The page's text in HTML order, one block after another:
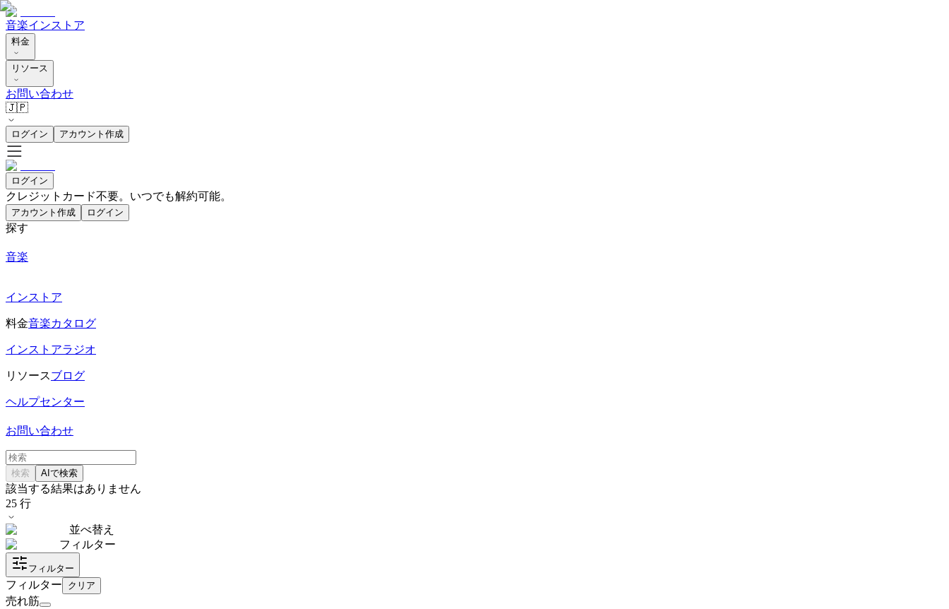
音楽インストア
料金
リソース
お問い合わせ
🇯🇵
ログイン アカウント作成
ログイン
クレジットカード不要。いつでも解約可能。
アカウント作成 ログイン
探す
音楽
インストア
料金音楽カタログ
インストアラジオ
リソースブログ
ヘルプセンター
お問い合わせ
検索 AIで検索
該当する結果はありません
25 行
並べ替え
フィルター
フィルター
フィルター クリア
売れ筋